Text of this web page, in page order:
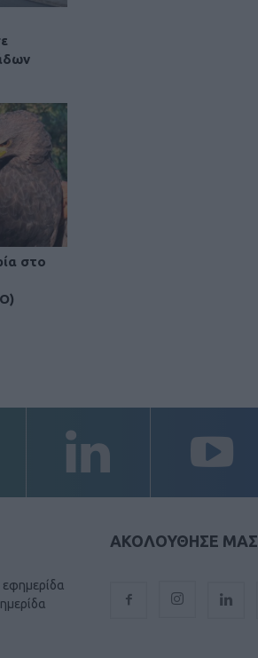
στο
ΑΚΟΛΟΥΘΗΣΕ ΜΑΣ